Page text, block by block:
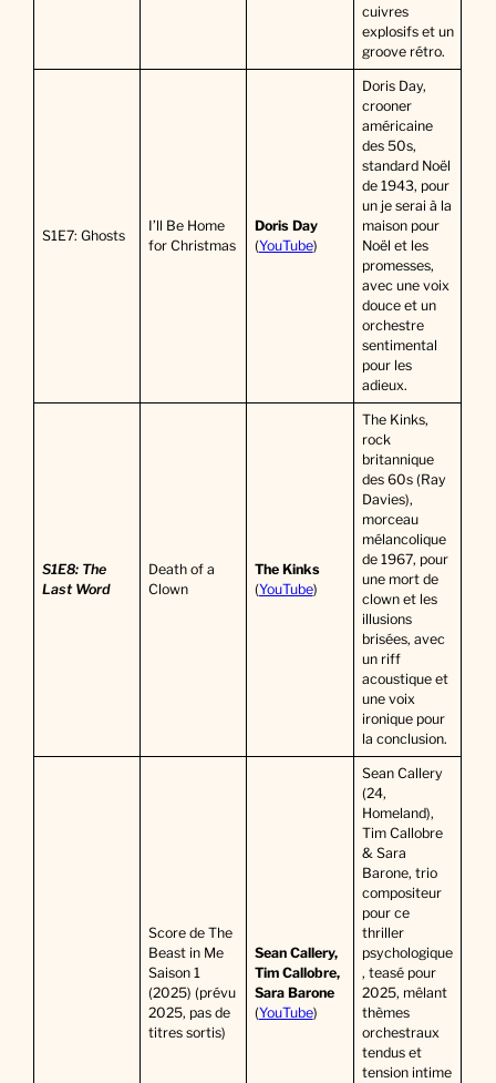
cuivres
explosifs et un
groove rétro.
S1E7: Ghosts
I’ll Be Home
for Christmas
Doris Day
(YouTube)
Doris Day,
crooner
américaine
des 50s,
standard Noël
de 1943, pour
un je serai à la
maison pour
Noël et les
promesses,
avec une voix
douce et un
orchestre
sentimental
pour les
adieux.
S1E8: The
Last Word
Death of a
Clown
The Kinks
(YouTube)
The Kinks,
rock
britannique
des 60s (Ray
Davies),
morceau
mélancolique
de 1967, pour
une mort de
clown et les
illusions
brisées, avec
un riff
acoustique et
une voix
ironique pour
la conclusion.
Score de The
Beast in Me
Saison 1
(2025) (prévu
2025, pas de
titres sortis)
Sean Callery,
Tim Callobre,
Sara Barone
(YouTube)
Sean Callery
(24,
Homeland),
Tim Callobre
& Sara
Barone, trio
compositeur
pour ce
thriller
psychologique
, teasé pour
2025, mêlant
thèmes
orchestraux
tendus et
tension intime